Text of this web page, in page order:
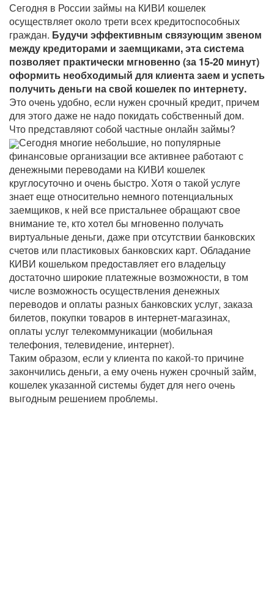
Сегодня в России займы на КИВИ кошелек
осуществляет около трети всех кредитоспособных
граждан. Будучи эффективным связующим звеном
между кредиторами и заемщиками, эта система
позволяет практически мгновенно (за 15-20 минут)
оформить необходимый для клиента заем и успеть
получить деньги на свой кошелек по интернету.
Это очень удобно, если нужен срочный кредит, причем
для этого даже не надо покидать собственный дом.
Что представляют собой частные онлайн займы?
Сегодня многие небольшие, но популярные
финансовые организации все активнее работают с
денежными переводами на КИВИ кошелек
круглосуточно и очень быстро. Хотя о такой услуге
знает еще относительно немного потенциальных
заемщиков, к ней все пристальнее обращают свое
внимание те, кто хотел бы мгновенно получать
виртуальные деньги, даже при отсутствии банковских
счетов или пластиковых банковских карт. Обладание
КИВИ кошельком предоставляет его владельцу
достаточно широкие платежные возможности, в том
числе возможность осуществления денежных
переводов и оплаты разных банковских услуг, заказа
билетов, покупки товаров в интернет-магазинах,
оплаты услуг телекоммуникации (мобильная
телефония, телевидение, интернет).
Таким образом, если у клиента по какой-то причине
закончились деньги, а ему очень нужен срочный займ,
кошелек указанной системы будет для него очень
выгодным решением проблемы.